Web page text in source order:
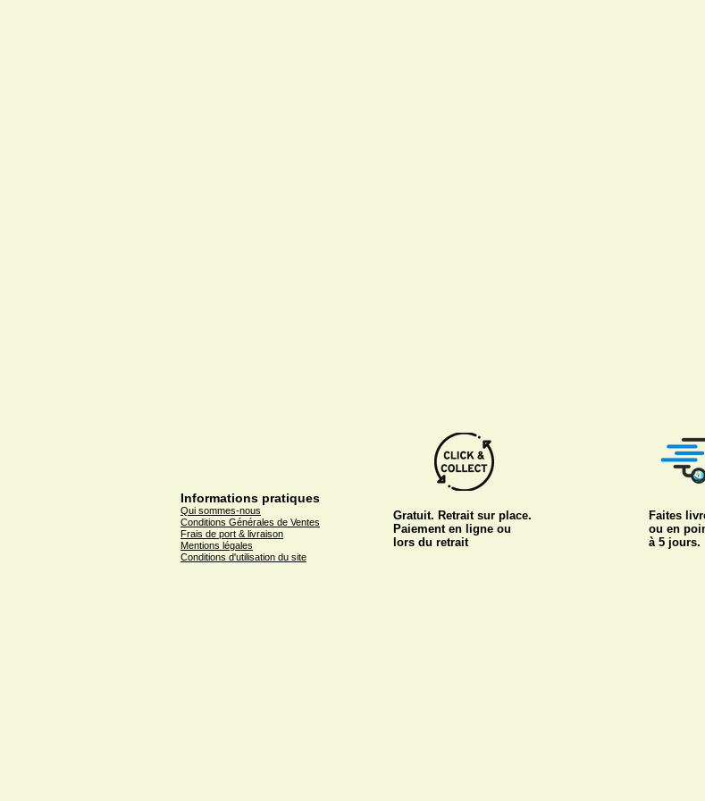
Informations pratiques
Qui sommes-nous
Conditions Générales de Ventes
Frais de port & livraison
Mentions légales
Conditions d'utilisation du site
Gratuit. Retrait sur place.
Paiement en ligne ou
lors du retrait
Faites
ou en
à 5 jours.